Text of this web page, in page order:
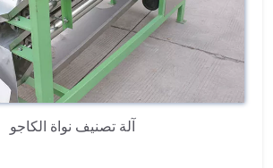
آلة تصنيف نواة الكاجو